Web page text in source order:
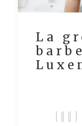
TARIFS
ACTUALITÉS
CONTACT
La